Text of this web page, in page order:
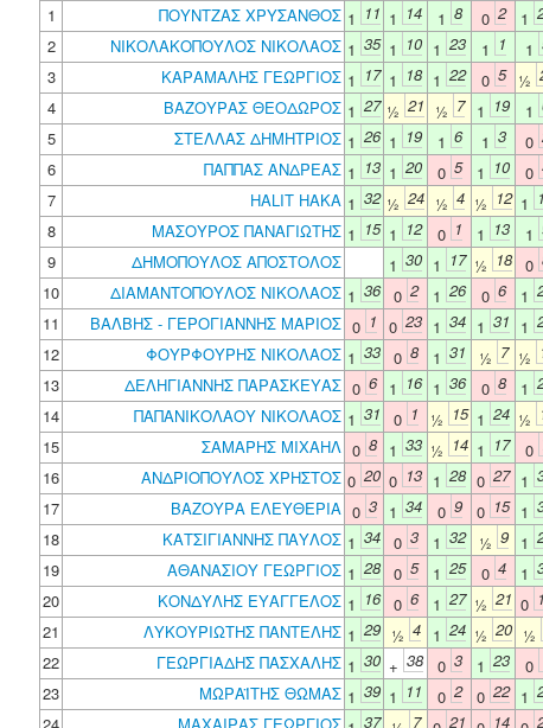
1
ΠΟΥΝΤΖΑΣ ΧΡΥΣΑΝΘΟΣ 1 11 1 14 1 8 0 2 1
2
ΝΙΚΟΛΑΚΟΠΟΥΛΟΣ ΝΙΚΟΛΑΟΣ 1 35 1 10 1 23 1 1 1
3
ΚΑΡΑΜΑΛΗΣ ΓΕΩΡΓΙΟΣ 1 17 1 18 1 22 0 5 ½
4
ΒΑΖΟΥΡΑΣ ΘΕΟΔΩΡΟΣ 1 27 ½ 21 ½ 7 1 19 1
5
ΣΤΕΛΛΑΣ ΔΗΜΗΤΡΙΟΣ 1 26 1 19 1 6 1 3 0
6
ΠΑΠΠΑΣ ΑΝΔΡΕΑΣ 1 13 1 20 0 5 1 10 0
7
HALIT HAKA 1 32 ½ 24 ½ 4 ½ 12 1
8
ΜΑΣΟΥΡΟΣ ΠΑΝΑΓΙΩΤΗΣ 1 15 1 12 0 1 1 13 1
9
ΔΗΜΟΠΟΥΛΟΣ ΑΠΟΣΤΟΛΟΣ 1 30 1 17 ½ 18 0
10
ΔΙΑΜΑΝΤΟΠΟΥΛΟΣ ΝΙΚΟΛΑΟΣ 1 36 0 2 1 26 0 6 1
11
ΒΑΛΒΗΣ - ΓΕΡΟΓΙΑΝΝΗΣ ΜΑΡΙΟΣ 0 1 0 23 1 34 1 31 1
12
ΦΟΥΡΦΟΥΡΗΣ ΝΙΚΟΛΑΟΣ 1 33 0 8 1 31 ½ 7 ½
13
ΔΕΛΗΓΙΑΝΝΗΣ ΠΑΡΑΣΚΕΥΑΣ 0 6 1 16 1 36 0 8 1
14
ΠΑΠΑΝΙΚΟΛΑΟΥ ΝΙΚΟΛΑΟΣ 1 31 0 1 ½ 15 1 24 ½
15
ΣΑΜΑΡΗΣ ΜΙΧΑΗΛ 0 8 1 33 ½ 14 1 17 0
16
ΑΝΔΡΙΟΠΟΥΛΟΣ ΧΡΗΣΤΟΣ 0 20 0 13 1 28 0 27 1
17
ΒΑΖΟΥΡΑ ΕΛΕΥΘΕΡΙΑ 0 3 1 34 0 9 0 15 1
18
ΚΑΤΣΙΓΙΑΝΝΗΣ ΠΑΥΛΟΣ 1 34 0 3 1 32 ½ 9 1
19
ΑΘΑΝΑΣΙΟΥ ΓΕΩΡΓΙΟΣ 1 28 0 5 1 25 0 4 1
20
ΚΟΝΔΥΛΗΣ ΕΥΑΓΓΕΛΟΣ 1 16 0 6 1 27 ½ 21 0
21
ΛΥΚΟΥΡΙΩΤΗΣ ΠΑΝΤΕΛΗΣ 1 29 ½ 4 1 24 ½ 20 ½
22
ΓΕΩΡΓΙΑΔΗΣ ΠΑΣΧΑΛΗΣ 1 30 + 38 0 3 1 23 0
23
ΜΩΡΑΪΤΗΣ ΘΩΜΑΣ 1 39 1 11 0 2 0 22 1
37 7 21 14